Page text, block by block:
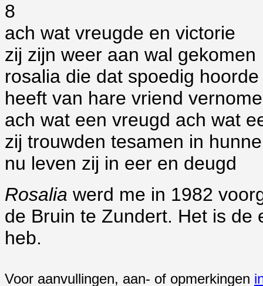
8
ach wat vreugde en victorie
zij zijn weer aan wal gekomen
rosalia die dat spoedig hoorde
heeft van hare vriend
ach wat een vreugd ach wat
zij trouwden tesamen in
nu leven zij in eer en deugd
Rosalia werd me in 1982
de Bruin te Zundert. Het is de
heb.
Voor aanvullingen, aan- of opmerkingen